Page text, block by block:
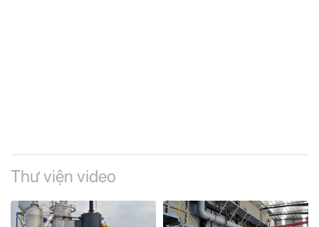
Thư viện video